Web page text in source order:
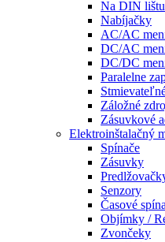
Na DIN lištu
Nabíjačky
AC/AC
DC/AC
DC/DC
Paralelne
Záložné
Zásuvkové
Elektroinštalačný
Spínače
Zásuvky
Senzory
Časové
Objímky /
Zvončeky